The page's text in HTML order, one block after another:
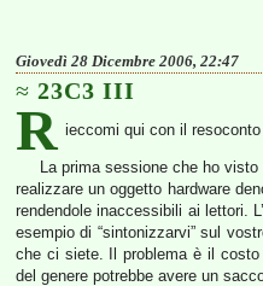
Giovedì 28 Dicembre 2006, 22:47
23C3 III
R ieccomi qui con il
La prima sessione che ho
realizzare un oggetto hardware
rendendole inaccessibili ai lettori.
esempio di “sintonizzarvi” sul
che ci siete. Il problema è il
del genere potrebbe avere un